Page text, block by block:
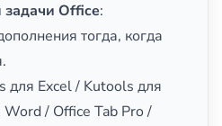
задачи Office:
тогда, когда
для Excel / Kutools для
/ Office Tab Pro /